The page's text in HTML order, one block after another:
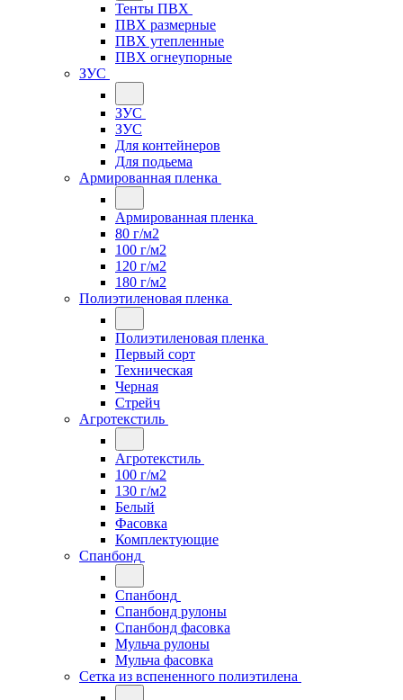
Тенты ПВХ
ПВХ размерные
ПВХ утепленные
ПВХ огнеупорные
ЗУС
ЗУС
ЗУС
Для контейнеров
Для подьема
Армированная пленка
Армированная пленка
80 г/м2
100 г/м2
120 г/м2
180 г/м2
Полиэтиленовая пленка
Полиэтиленовая пленка
Первый сорт
Техническая
Черная
Стрейч
Агротекстиль
Агротекстиль
100 г/м2
130 г/м2
Белый
Фасовка
Комплектующие
Спанбонд
Спанбонд
Спанбонд рулоны
Спанбонд фасовка
Мульча рулоны
Мульча фасовка
Сетка из вспененного полиэтилена